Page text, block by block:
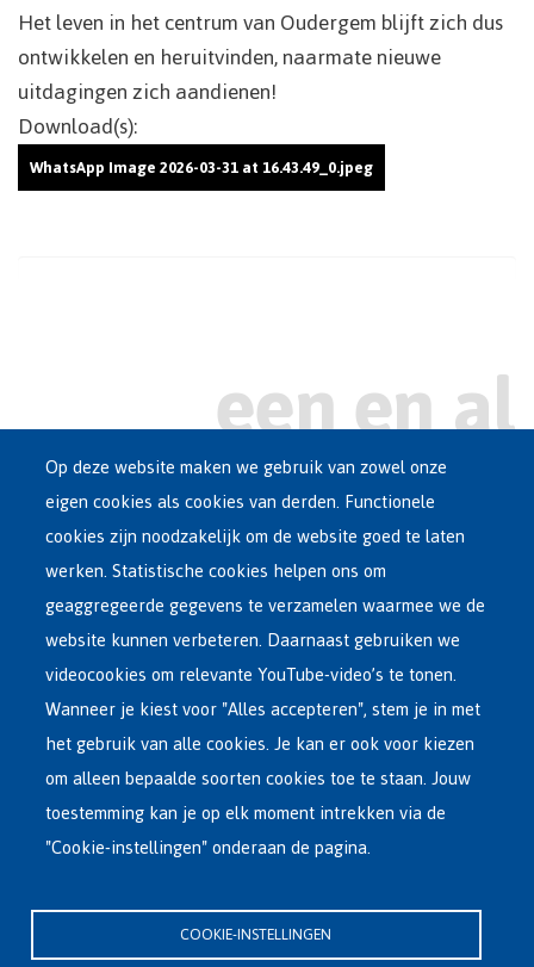
Het leven in het centrum van Oudergem blijft zich dus
ontwikkelen en heruitvinden, naarmate nieuwe
uitdagingen zich aandienen!
Download(s):
WhatsApp Image 2026-03-31 at 16.43.49_0.jpeg
Main
Dutch
Menu
ASIEL IN BELGIË
OPVANGNETWERK
VRIJWILLIGE TERUGKEER
INTERNATIONAAL
OVER FEDASIL
Kartuizersstraat 21 , 1000 Brussel
Email : info@fedasil.be • T : +32-(0)2-213 44 11 • F : +32-(0)2-213 44 22
Op deze website maken we gebruik van zowel onze
eigen cookies als cookies van derden. Functionele
cookies zijn noodzakelijk om de website goed te laten
werken. Statistische cookies helpen ons om
geaggregeerde gegevens te verzamelen waarmee we de
website kunnen verbeteren. Daarnaast gebruiken we
videocookies om relevante YouTube-video’s te tonen.
Wanneer je kiest voor "Alles accepteren", stem je in met
het gebruik van alle cookies. Je kan er ook voor kiezen
om alleen bepaalde soorten cookies toe te staan. Jouw
toestemming kan je op elk moment intrekken via de
"Cookie-instellingen" onderaan de pagina.
COOKIE-INSTELLINGEN